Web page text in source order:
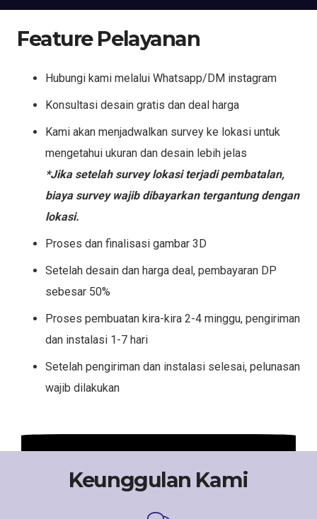
Feature Pelayanan
Hubungi kami melalui Whatsapp/DM instagram
Konsultasi desain gratis dan deal harga
Kami akan menjadwalkan survey ke lokasi untuk
mengetahui ukuran dan desain lebih jelas
*Jika setelah survey lokasi terjadi pembatalan,
biaya survey wajib dibayarkan tergantung dengan
lokasi.
Proses dan finalisasi gambar 3D
Setelah desain dan harga deal, pembayaran DP
sebesar 50%
Proses pembuatan kira-kira 2-4 minggu, pengiriman
dan instalasi 1-7 hari
Setelah pengiriman dan instalasi selesai, pelunasan
wajib dilakukan
Keunggulan Kami